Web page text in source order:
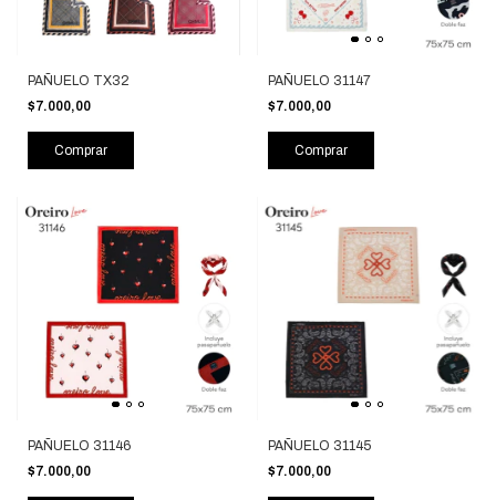
PAÑUELO TX32
$7.000,00
Comprar
PAÑUELO 31147
$7.000,00
Comprar
PAÑUELO 31146
$7.000,00
PAÑUELO 31145
$7.000,00